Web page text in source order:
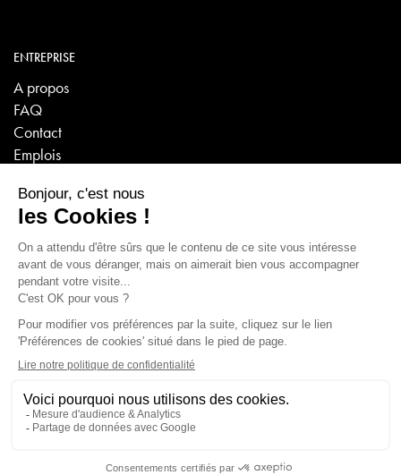
ENTREPRISE
A propos
FAQ
Contact
Emplois
VISITES VIRTUELLES
Sanitaire - Carrelage - Poêles/Cheminées
Poêles/Cheminées 2e partie
Politique de confidentialité